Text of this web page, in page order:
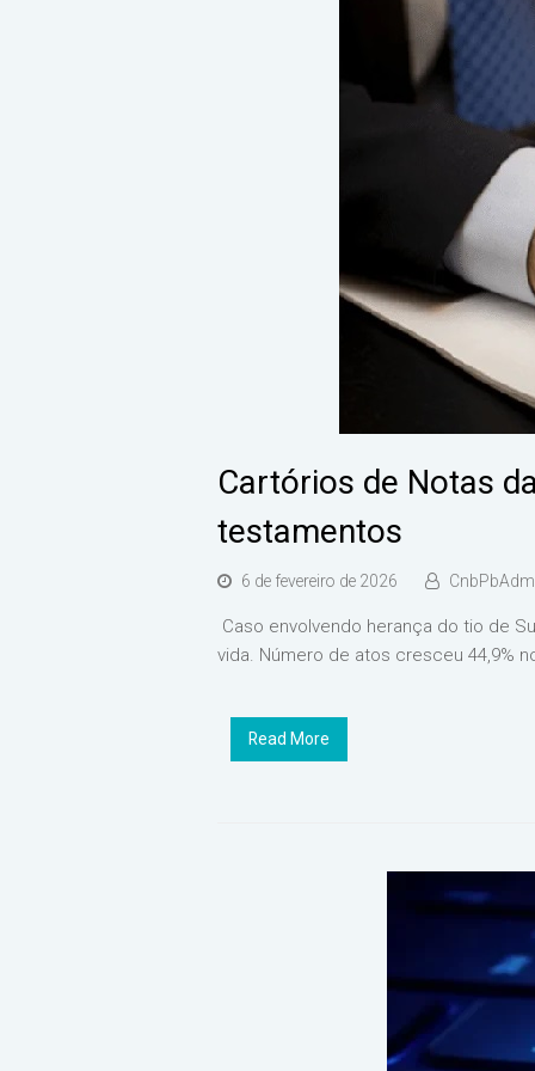
Cartórios de Notas
testamentos
6 de fevereiro de 2026
Caso envolvendo herança do tio de
vida. Número de atos cresceu 44,9%
Read More